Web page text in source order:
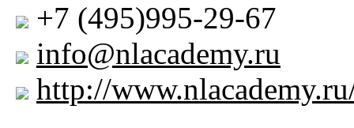
+7 (495)995-29-67
info@nlacademy.ru
http://